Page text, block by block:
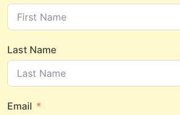
Last Name
Email